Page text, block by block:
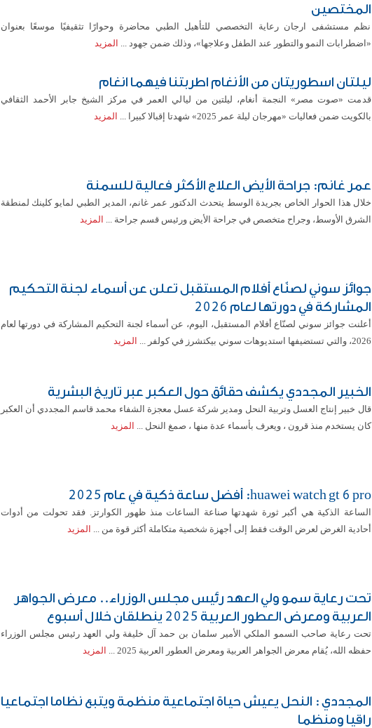
المختصين
نظم مستشفى ارجان رعاية التخصصي للتأهيل الطبي محاضرة وحوارًا تثقيفيًا موسعًا بعنوان
«اضطرابات النمو والتطور عند الطفل وعلاجها»، وذلك ضمن جهود ... المزيد
ليلتان اسطوريتان من الأنغام اطربتنا فيهما انغام
قدمت «صوت مصر» النجمة أنغام، ليلتين من ليالي العمر في مركز الشيخ جابر الأحمد الثقافي
بالكويت ضمن فعاليات «مهرجان ليلة عمر 2025» شهدتا إقبالا كبيرا ...
المزيد
عمر غانم: جراحة الأيض العلاج الأكثر فعالية للسمنة
خلال هذا الحوار الخاص بجريدة الوسط يتحدث الدكتور عمر غانم، المدير الطبي لمايو كلينك لمنطقة
الشرق الأوسط، وجراح متخصص في جراحة الأيض ورئيس قسم جراحة ... المزيد
جوائز سوني لصنّاع أفلام المستقبل تعلن عن أسماء لجنة التحكيم
المشاركة في دورتها لعام 2026
أعلنت جوائز سوني لصنّاع أفلام المستقبل، اليوم، عن أسماء لجنة التحكيم المشاركة في دورتها لعام
2026، والتي تستضيفها استديوهات سوني بيكتشرز في كولفر ...
المزيد
الخبير المجددي يكشف حقائق حول العكبر عبر تاريخ البشرية
قال خبير إنتاج العسل وتربية النحل ومدير شركة عسل معجزة الشفاء محمد قاسم المجددي أن العكبر
كان يستخدم منذ قرون ، ويعرف بأسماء عدة منها ، صمغ النحل ... المزيد
huawei watch gt 6 pro: أفضل ساعة ذكية في عام 2025
الساعة الذكية هي أكبر ثورة شهدتها صناعة الساعات منذ ظهور الكوارتز. فقد تحولت من أدوات
أحادية الغرض لعرض الوقت فقط إلى أجهزة شخصية متكاملة أكثر قوة من ... المزيد
تحت رعاية سمو ولي العهد رئيس مجلس الوزراء.. معرض الجواهر
العربية ومعرض العطور العربية 2025 ينطلقان خلال أسبوع
تحت رعاية صاحب السمو الملكي الأمير سلمان بن حمد آل خليفة ولي العهد رئيس مجلس الوزراء
حفظه الله، يُقام معرض الجواهر العربية ومعرض العطور العربية 2025 ...
المزيد
المجددي : النحل يعيش حياة اجتماعية منظمة ويتبع نظاما اجتماعيا
راقيا ومنظما